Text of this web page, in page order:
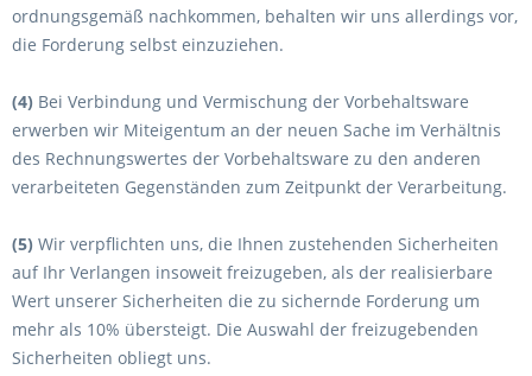
ordnungsgemäß nachkommen, behalten wir uns allerdings vor,
die Forderung selbst einzuziehen.
(4) Bei Verbindung und Vermischung der Vorbehaltsware
erwerben wir Miteigentum an der neuen Sache im Verhältnis
des Rechnungswertes der Vorbehaltsware zu den anderen
verarbeiteten Gegenständen zum Zeitpunkt der Verarbeitung.
(5) Wir verpflichten uns, die Ihnen zustehenden Sicherheiten
auf Ihr Verlangen insoweit freizugeben, als der realisierbare
Wert unserer Sicherheiten die zu sichernde Forderung um
mehr als 10% übersteigt. Die Auswahl der freizugebenden
Sicherheiten obliegt uns.